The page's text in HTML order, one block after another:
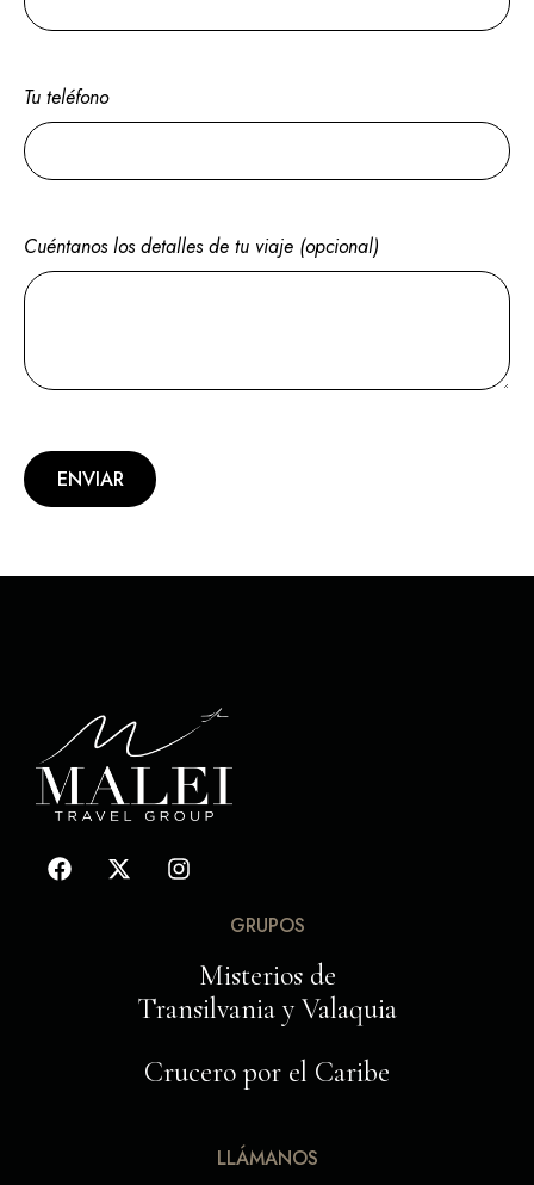
Tu teléfono
Cuéntanos los detalles de tu viaje (opcional)
GRUPOS
Misterios de
Transilvania y Valaquia
Crucero por el Caribe
LLÁMANOS